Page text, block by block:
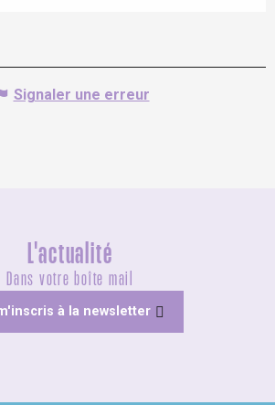
Signaler une erreur
L'actualité
Dans votre boîte mail
à la newsletter